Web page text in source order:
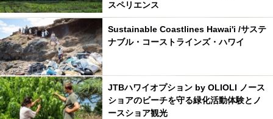
スペリエンス
Sustainable Coastlines Hawai'i /サステ
ナブル・コーストラインズ・ハワイ
JTBハワイオプション by OLIOLI ノース
ショアのビーチを守る緑化活動体験とノ
ースショア観光